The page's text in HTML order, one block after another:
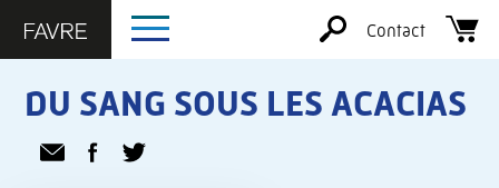
Contact
DU SANG SOUS LES ACACIAS